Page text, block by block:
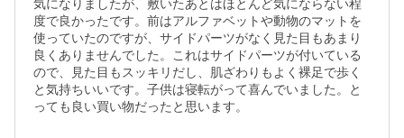
気になりましたが、敷いたあとはほとんど気にならない程
度で良かったです。前はアルファベットや動物のマットを
使っていたのですが、サイドパーツがなく見た目もあまり
良くありませんでした。これはサイドパーツが付いている
ので、見た目もスッキリだし、肌ざわりもよく裸足で歩く
と気持ちいいです。子供は寝転がって喜んでいました。と
っても良い買い物だったと思います。